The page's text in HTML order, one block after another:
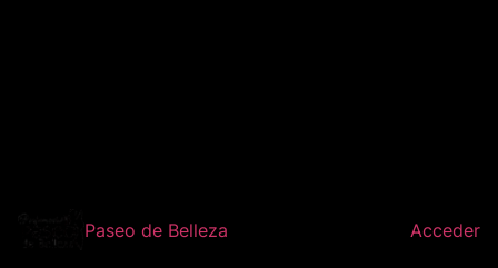
Paseo de Belleza Acceder